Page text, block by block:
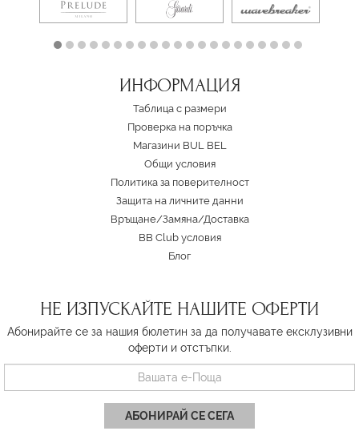
ИНФОРМАЦИЯ
Таблица с размери
Проверка на поръчка
Магазини BUL BEL
Oбщи условия
Политика за поверителност
Защита на личните данни
Връщане/Замяна/Доставка
BB Club условия
Блог
НЕ ИЗПУСКАЙТЕ НАШИТЕ ОФЕРТИ
Абонирайте се за нашия бюлетин за да получавате ексклузивни
оферти и отстъпки.
АБОНИРАЙ СЕ СЕГА